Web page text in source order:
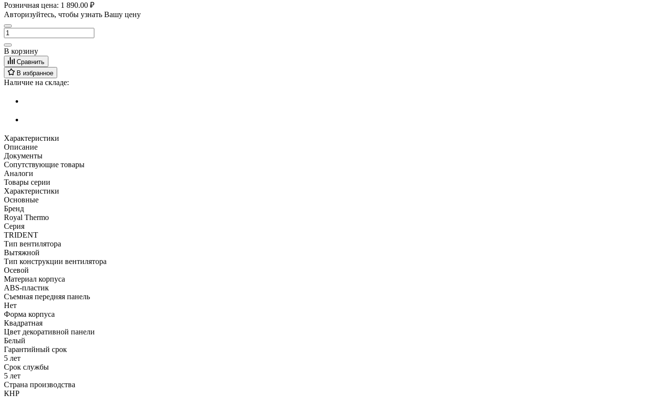
Розничная цена: 1 890.00 ₽
Авторизуйтесь, чтобы узнать Вашу цену
В корзину
Сравнить
В избранное
Наличие на складе:
Характеристики
Описание
Документы
Сопутствующие товары
Аналоги
Товары серии
Характеристики
Основные
Бренд
Royal Thermo
Серия
TRIDENT
Тип вентилятора
Вытяжной
Тип конструкции вентилятора
Осевой
Материал корпуса
ABS-пластик
Съемная передняя панель
Нет
Форма корпуса
Квадратная
Цвет декоративной панели
Белый
Гарантийный срок
5 лет
Срок службы
5 лет
Страна производства
КНР